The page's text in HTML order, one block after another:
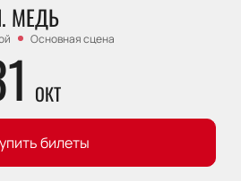
МЕДЬ
Основная сцена
ОКТ
билеты